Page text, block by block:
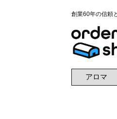
創業60年の信頼